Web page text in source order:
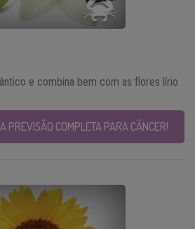
e combina bem com as flores lírio
PREVISÃO COMPLETA PARA CÂNCER!